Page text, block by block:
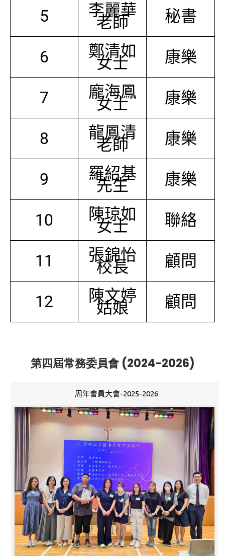
5 李麗華
老師 秘書
6 鄭清如
女士 康樂
7 龐海鳳
女士 康樂
8 龍鳳清
老師 康樂
9 羅紹基
先生 康樂
10 陳琼如
女士 聯絡
11 張錦怡
校長 顧問
12 陳文婷
姑娘 顧問
第四屆常務委員會 (2024-2026)
周年會員大會-2025-2026